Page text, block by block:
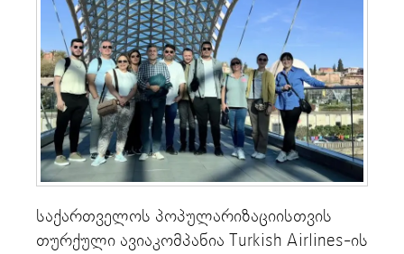
საქართველოს პოპულარიზაციისთვის
თურქული ავიაკომპანია Turkish Airlines-ის